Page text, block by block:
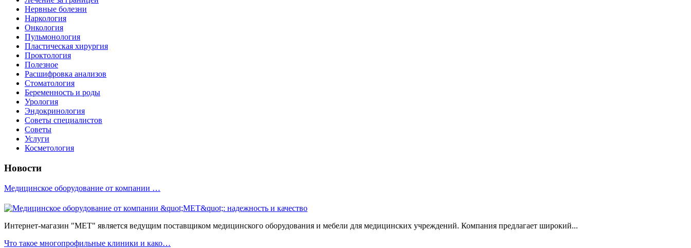
Нервные болезни
Наркология
Онкология
Пульмонология
Пластическая хирургия
Проктология
Полезное
Расшифровка анализов
Стоматология
Беременность и роды
Урология
Эндокринология
Советы специалистов
Советы
Услуги
Косметология
Новости
Медицинское оборудование от компании …
Интернет-магазин "МЕТ" является ведущим поставщиком медицинского оборудования и мебели для медицинских учреждений. Компания предлагает широкий...
Что такое многопрофильные клиники и како…